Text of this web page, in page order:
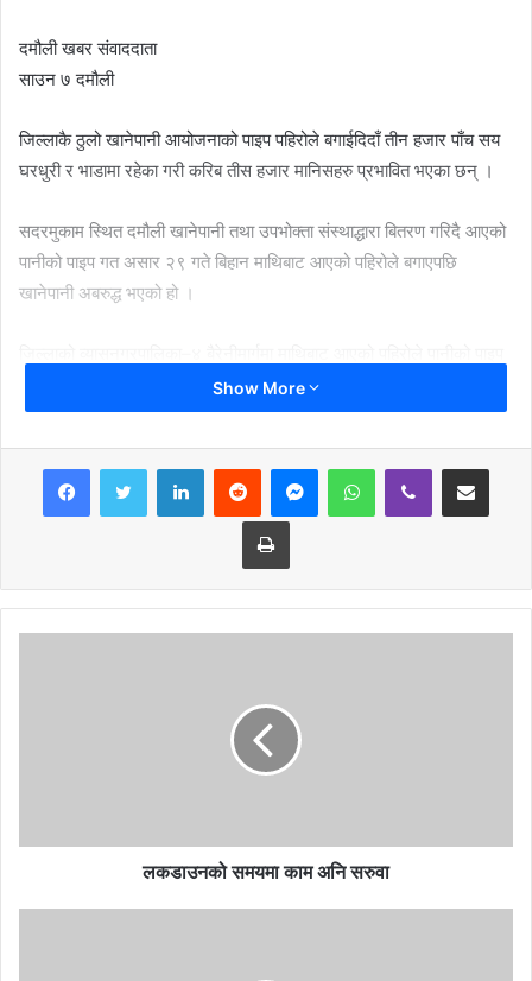
दमौली खबर संवाददाता
साउन ७ दमौली
जिल्लाकै ठुलो खानेपानी आयोजनाको पाइप पहिरोले बगाईदिदाँ तीन हजार पाँच सय
घरधुरी र भाडामा रहेका गरी करिब तीस हजार मानिसहरु प्रभावित भएका छन् ।
सदरमुकाम स्थित दमौली खानेपानी तथा उपभोक्ता संस्थाद्धारा बितरण गरिदै आएको
पानीको पाइप गत असार २९ गते बिहान माथिबाट आएको पहिरोले बगाएपछि
खानेपानी अबरुद्ध भएको हो ।
बगाई दिएपछि पानी बितरणमा समस्या आएको संस्थाका व्यवस्थापक अमर गिरीले
जानकारी दिए ।
हप्ता÷ दश दिनमा सम्पन्न गरेर पानी सुचारु गर्ने लक्ष्य राखेर काम थालिएपनि अहिले
व्यासनगरपालिका २,३ र ४ का बासिन्दाहरु प्रभावित भएका छन् ।
बिहान बेलुका गरी दैनिक ३० लाख लिटर पानी बितरण गर्दै आएको उक्त संस्थाले
Show More
Print
लकडाउनको समयमा काम अनि सरुवा